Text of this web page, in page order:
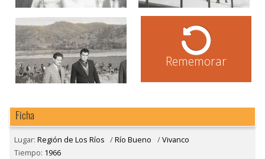
Rememorar
Ficha
Lugar: Región de Los Ríos /Río Bueno /Vivanco
Tiempo: 1966